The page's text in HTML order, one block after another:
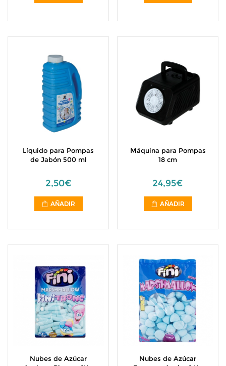
Líquido para Pompas
de Jabón 500 ml
2,50€
AÑADIR
Máquina para Pompas
18 cm
24,95€
AÑADIR
Nubes de Azúcar
Nubes de Azúcar